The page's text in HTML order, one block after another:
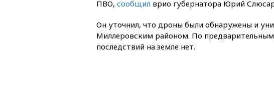
ПВО, сообщил врио губернатора Юрий
Он уточнил, что дроны были обнаружены и
Миллеровским районом. По
последствий на земле нет.